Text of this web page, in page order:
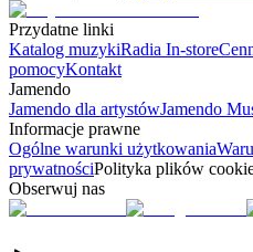
Przydatne linki
Katalog muzykiRadia In-store
pomocyKontakt
Jamendo
Jamendo dla artystówJamendo
Informacje prawne
Ogólne warunki użytkowania
prywatnościPolityka plików
Obserwuj nas